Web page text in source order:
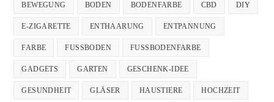
BEWEGUNG BODEN BODENFARBE CBD DIY
E-ZIGARETTE ENTHAARUNG ENTPANNUNG
FARBE FUSSBODEN FUSSBODENFARBE
GADGETS GARTEN GESCHENK-IDEE
GESUNDHEIT GLÄSER HAUSTIERE HOCHZEIT